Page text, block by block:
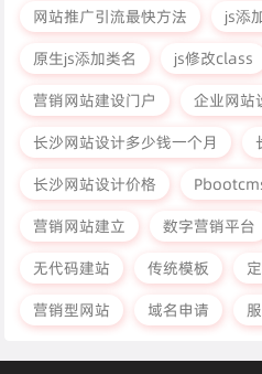
网站推广引流最快方法
js添
原生js添加类名
js修改class
营销网站建设门户
企业网站
长沙网站设计多少钱一个月
长沙网站设计价格
营销网站建立
数字营销平台
无代码建站
传统模板
营销型网站
域名申请